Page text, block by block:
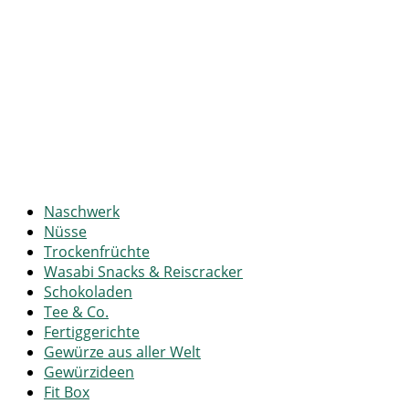
Naschwerk
Nüsse
Trockenfrüchte
Wasabi Snacks & Reiscracker
Schokoladen
Tee & Co.
Fertiggerichte
Gewürze aus aller Welt
Gewürzideen
Fit Box